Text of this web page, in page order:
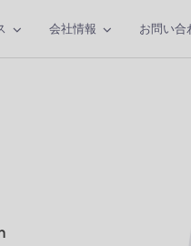
会社情報 お問い合